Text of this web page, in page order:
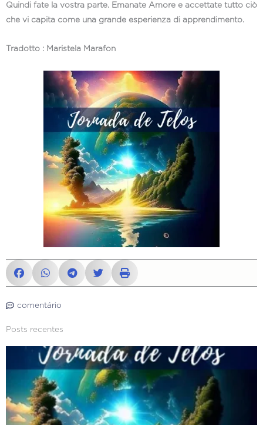
Quindi fate la vostra parte. Emanate Amore e accettate tutto ciò
che vi capita come una grande esperienza di apprendimento.
Tradotto : Maristela Marafon
comentário
Posts recentes